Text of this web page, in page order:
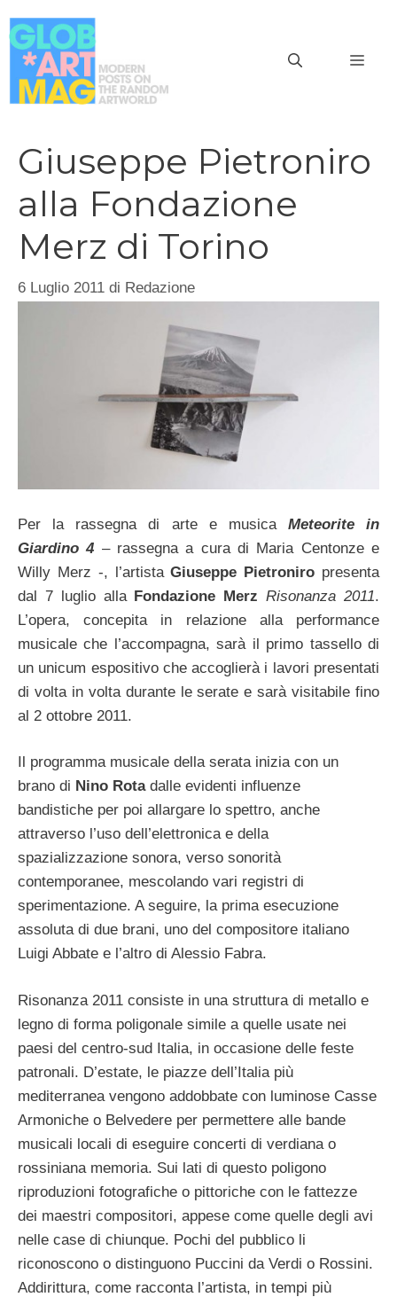
al
contenuto
Giuseppe Pietroniro
alla Fondazione
Merz di Torino
6 Luglio 2011 di Redazione
Per la rassegna di arte e musica Meteorite in
Giardino 4 – rassegna a cura di Maria Centonze e
Willy Merz -, l’artistaGiuseppe Pietroniro presenta
dal 7 luglio alla Fondazione Merz Risonanza 2011.
L’opera, concepita in relazione alla performance
musicale che l’accompagna, sarà il primo tassello di
un unicum espositivo che accoglierà i lavori presentati
di volta in volta durante le serate e sarà visitabile fino
al 2 ottobre 2011.
Il programma musicale della serata inizia con un
brano di Nino Rota dalle evidenti influenze
bandistiche per poi allargare lo spettro, anche
attraverso l’uso dell’elettronica e della
spazializzazione sonora, verso sonorità
contemporanee, mescolando vari registri di
sperimentazione. A seguire, la prima esecuzione
assoluta di due brani, uno del compositore italiano
Luigi Abbate e l’altro di Alessio Fabra.
Risonanza 2011 consiste in una struttura di metallo e
legno di forma poligonale simile a quelle usate nei
paesi del centro-sud Italia, in occasione delle feste
patronali. D’estate, le piazze dell’Italia più
mediterranea vengono addobbate con luminose Casse
Armoniche o Belvedere per permettere alle bande
musicali locali di eseguire concerti di verdiana o
rossiniana memoria. Sui lati di questo poligono
riproduzioni fotografiche o pittoriche con le fattezze
dei maestri compositori, appese come quelle degli avi
nelle case di chiunque. Pochi del pubblico li
riconoscono o distinguono Puccini da Verdi o Rossini.
Addirittura, come racconta l’artista, in tempi più